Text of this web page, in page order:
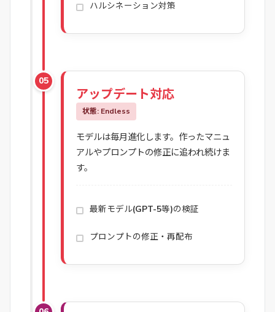
ハルシネーション対策
05
アップデート対応
状態: Endless
モデルは毎月進化します。作ったマニュ
アルやプロンプトの修正に追われ続けま
す。
最新モデル(GPT-5等)の検証
プロンプトの修正・再配布